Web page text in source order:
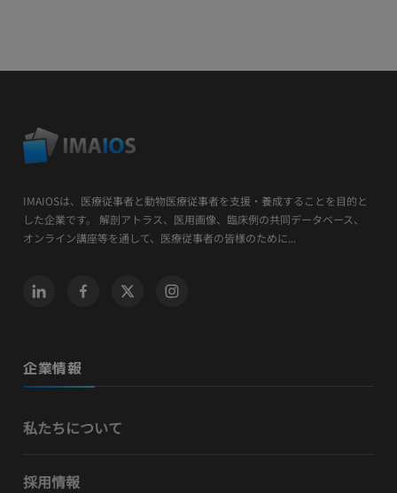
IMAIOSは、医療従事者と動物医療従事者を支援・養成することを目的と
した企業です。 解剖アトラス、医用画像、臨床例の共同データベース、
オンライン講座等を通して、医療従事者の皆様のために...
企業情報
私たちについて
採用情報